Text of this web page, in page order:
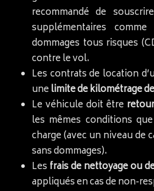
recommandé de
supplémentaires
dommages tous risques
contre le vol.
Les contrats de location
unelimite de kilométrage
Le véhicule doit être
les mêmes conditions
charge (avec un niveau de
sans dommages).
Les frais de nettoyage ou
appliqués en cas de non-